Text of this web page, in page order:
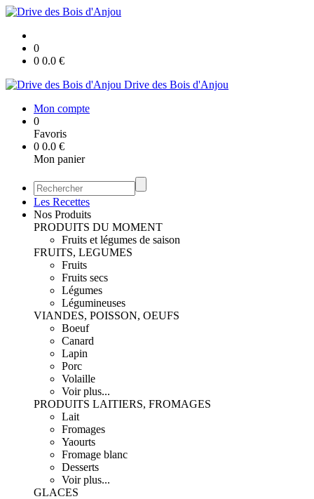
0
0 0.0 €
Drive des Bois d'Anjou
Mon compte
0
Favoris
0 0.0 €
Mon panier
Les Recettes
Nos Produits
PRODUITS DU MOMENT
Fruits et légumes de saison
FRUITS, LEGUMES
Fruits
Fruits secs
Légumes
Légumineuses
VIANDES, POISSON, OEUFS
Boeuf
Canard
Lapin
Porc
Volaille
Voir plus...
PRODUITS LAITIERS, FROMAGES
Lait
Fromages
Yaourts
Fromage blanc
Desserts
Voir plus...
GLACES